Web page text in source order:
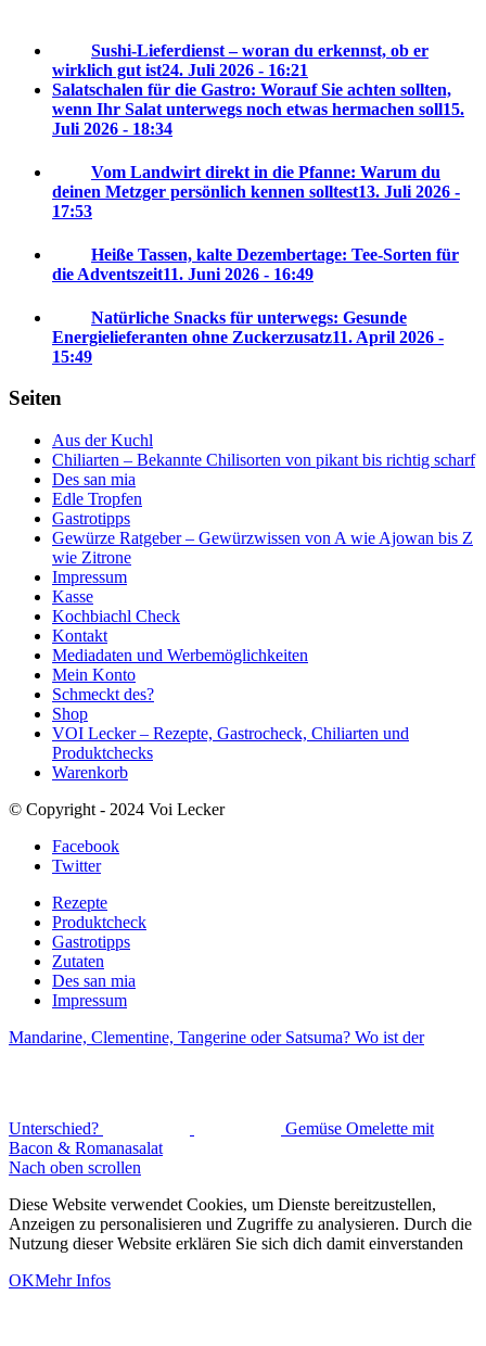
Sushi-Lieferdienst – woran du erkennst, ob er
wirklich gut ist24. Juli 2026 - 16:21
Salatschalen für die Gastro: Worauf Sie achten sollten,
wenn Ihr Salat unterwegs noch etwas hermachen soll15.
Juli 2026 - 18:34
Vom Landwirt direkt in die Pfanne: Warum du
deinen Metzger persönlich kennen solltest13. Juli 2026 -
17:53
Heiße Tassen, kalte Dezembertage: Tee-Sorten für
die Adventszeit11. Juni 2026 - 16:49
Natürliche Snacks für unterwegs: Gesunde
Energielieferanten ohne Zuckerzusatz11. April 2026 -
15:49
Seiten
Aus der Kuchl
Chiliarten – Bekannte Chilisorten von pikant bis richtig scharf
Des san mia
Edle Tropfen
Gastrotipps
Gewürze Ratgeber – Gewürzwissen von A wie Ajowan bis Z
wie Zitrone
Impressum
Kasse
Kochbiachl Check
Kontakt
Mediadaten und Werbemöglichkeiten
Mein Konto
Schmeckt des?
Shop
VOI Lecker – Rezepte, Gastrocheck, Chiliarten und
Produktchecks
Warenkorb
© Copyright - 2024 Voi Lecker
Facebook
Twitter
Rezepte
Produktcheck
Gastrotipps
Zutaten
Des san mia
Impressum
Mandarine, Clementine, Tangerine oder Satsuma? Wo ist der
Unterschied?
Gemüse Omelette mit
Bacon & Romanasalat
Nach oben scrollen
Diese Website verwendet Cookies, um Dienste bereitzustellen,
Anzeigen zu personalisieren und Zugriffe zu analysieren. Durch die
Nutzung dieser Website erklären Sie sich dich damit einverstanden
OKMehr Infos